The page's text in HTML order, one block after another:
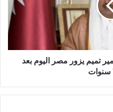
تميم يزور مصر اليوم بعد